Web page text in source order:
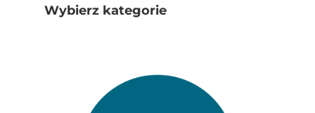
Wybierz kategorie